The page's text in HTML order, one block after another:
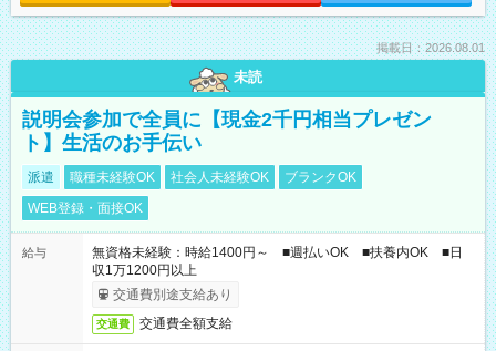
掲載日：2026.08.01
未読
説明会参加で全員に【現金2千円相当プレゼン
ト】生活のお手伝い
派遣 職種未経験OK 社会人未経験OK
ブランクOK
WEB登録・面接OK
給与
無資格未経験：時給1400円～ ■週払いOK ■扶養内OK ■日
収1万1200円以上
交通費別途支給あり
交通費 交通費全額支給